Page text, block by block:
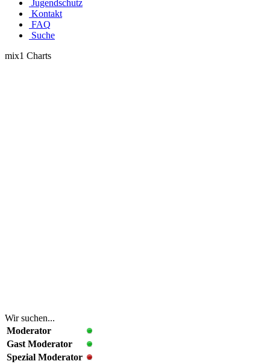
Jugendschutz
Kontakt
FAQ
Suche
mix1 Charts
Wir suchen...
Moderator
Gast Moderator
Spezial Moderator